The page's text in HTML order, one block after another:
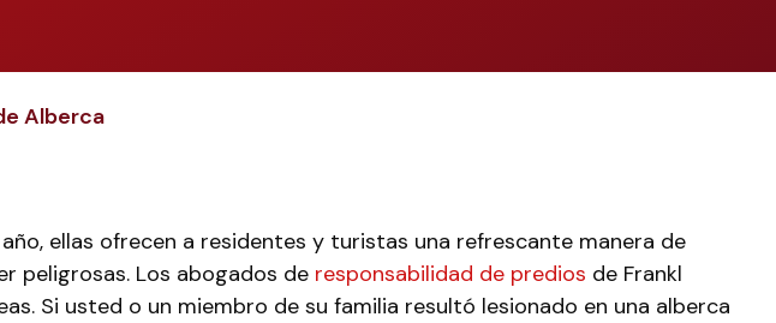
Alberca
ellas ofrecen a residentes y turistas una refrescante manera de
peligrosas. Los abogados de responsabilidad de predios de Frankl
Si usted o un miembro de su familia resultó lesionado en una alberca